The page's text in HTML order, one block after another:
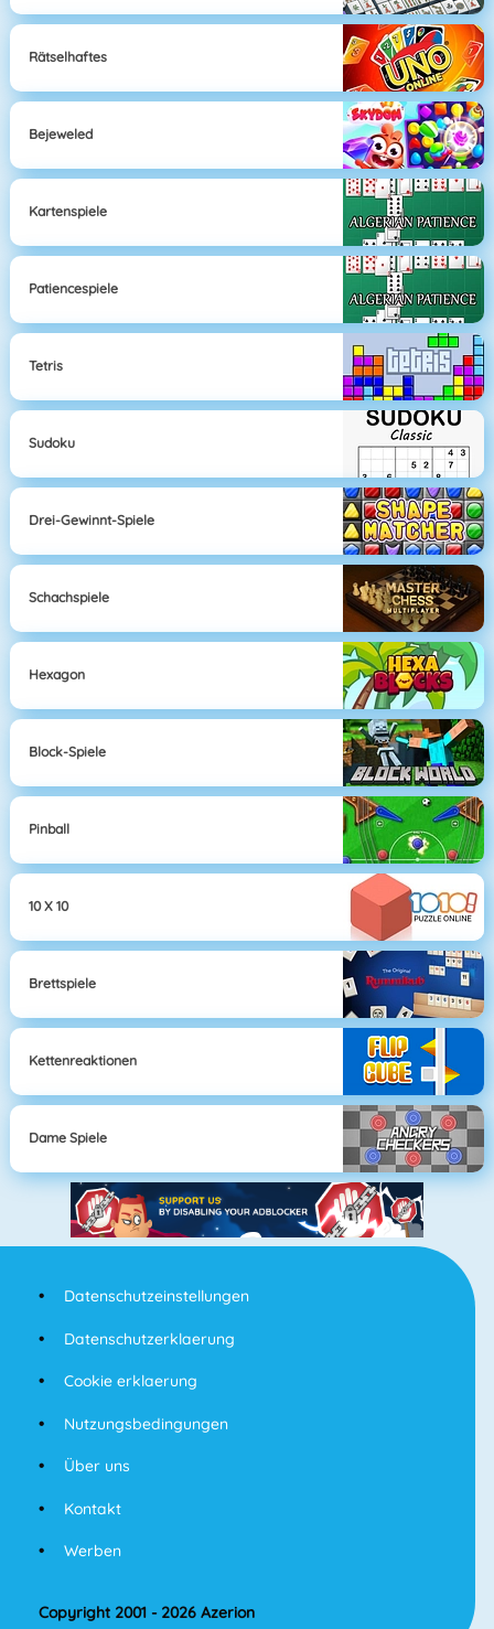
Rätselhaftes
Bejeweled
Kartenspiele
Patiencespiele
Tetris
Sudoku
Drei-Gewinnt-Spiele
Schachspiele
Hexagon
Block-Spiele
Pinball
10 X 10
Brettspiele
Kettenreaktionen
Dame Spiele
Datenschutzeinstellungen
Datenschutzerklaerung
Cookie erklaerung
Nutzungsbedingungen
Über uns
Kontakt
Werben
Copyright 2001 - 2026 Azerion